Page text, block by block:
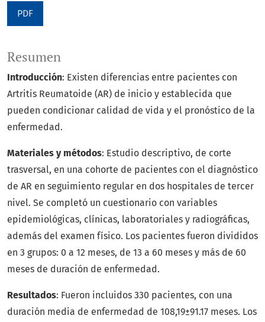
PDF
Resumen
Introducción: Existen diferencias entre pacientes con
Artritis Reumatoide (AR) de inicio y establecida que
pueden condicionar calidad de vida y el pronóstico de la
enfermedad.
Materiales y métodos: Estudio descriptivo, de corte
trasversal, en una cohorte de pacientes con el diagnóstico
de AR en seguimiento regular en dos hospitales de tercer
nivel. Se completó un cuestionario con variables
epidemiológicas, clínicas, laboratoriales y radiográficas,
además del examen físico. Los pacientes fueron divididos
en 3 grupos: 0 a 12 meses, de 13 a 60 meses y más de 60
meses de duración de enfermedad.
Resultados: Fueron incluidos 330 pacientes, con una
duración media de enfermedad de 108,19±91.17 meses. Los